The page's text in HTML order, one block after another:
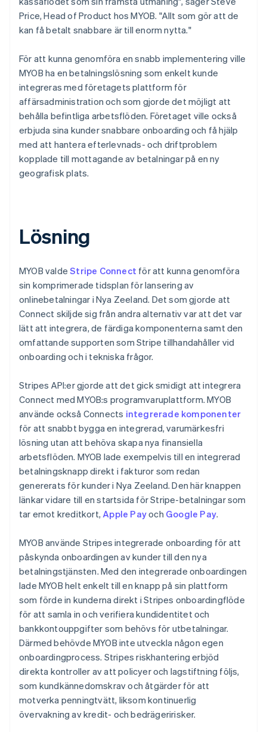
Price, Head of Product hos MYOB. "Allt som gör att de
kan få betalt snabbare är till enorm nytta."
För att kunna genomföra en snabb implementering ville
MYOB ha en betalningslösning som enkelt kunde
integreras med företagets plattform för
affärsadministration och som gjorde det möjligt att
behålla befintliga arbetsflöden. Företaget ville också
erbjuda sina kunder snabbare onboarding och få hjälp
med att hantera efterlevnads- och driftproblem
kopplade till mottagande av betalningar på en ny
geografisk plats.
Lösning
MYOB valdeStripe Connect för att kunna genomföra
sin komprimerade tidsplan för lansering av
onlinebetalningar i Nya Zeeland. Det som gjorde att
Connect skiljde sig från andra alternativ var att det var
lätt att integrera, de färdiga komponenterna samt den
omfattande supporten som Stripe tillhandahåller vid
onboarding och i tekniska frågor.
Stripes API:er gjorde att det gick smidigt att integrera
Connect med MYOB:s programvaruplattform. MYOB
använde också Connects integrerade komponenter
för att snabbt bygga en integrerad, varumärkesfri
lösning utan att behöva skapa nya finansiella
arbetsflöden. MYOB lade exempelvis till en integrerad
betalningsknapp direkt i fakturor som redan
genererats för kunder i Nya Zeeland. Den här knappen
länkar vidare till en startsida för Stripe-betalningar som
tar emot kreditkort, Apple Payoch Google Pay.
MYOB använde Stripes integrerade onboarding för att
påskynda onboardingen av kunder till den nya
betalningstjänsten. Med den integrerade onboardingen
lade MYOB helt enkelt till en knapp på sin plattform
som förde in kunderna direkt i Stripes onboardingflöde
för att samla in och verifiera kundidentitet och
bankkontouppgifter som behövs för utbetalningar.
Därmed behövde MYOB inte utveckla någon egen
onboardingprocess. Stripes riskhantering erbjöd
direkta kontroller av att policyer och lagstiftning följs,
som kundkännedomskrav och åtgärder för att
motverka penningtvätt, liksom kontinuerlig
övervakning av kredit- och bedrägeririsker.